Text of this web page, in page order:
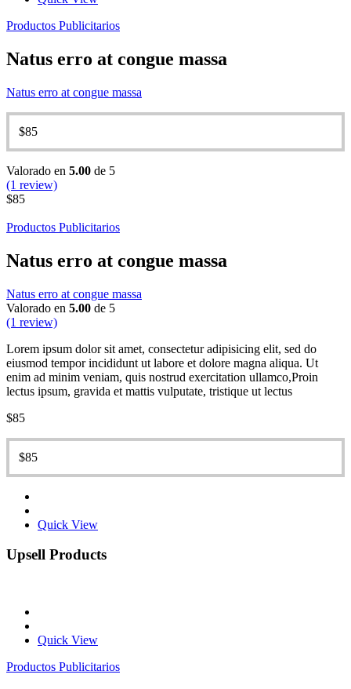
Productos Publicitarios
Natus erro at congue massa
Natus erro at congue massa
$85
Valorado en 5.00 de 5
(1 review)
$85
Productos Publicitarios
Natus erro at congue massa
Natus erro at congue massa
Valorado en 5.00 de 5
(1 review)
Lorem ipsum dolor sit amet, consectetur adipisicing elit, sed do
eiusmod tempor incididunt ut labore et dolore magna aliqua. Ut
enim ad minim veniam, quis nostrud exercitation ullamco,Proin
lectus ipsum, gravida et mattis vulputate, tristique ut lectus
$85
$85
Quick View
Upsell Products
Quick View
Productos Publicitarios